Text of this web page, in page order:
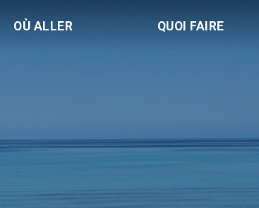
OÙ ALLER QUOI FAIRE